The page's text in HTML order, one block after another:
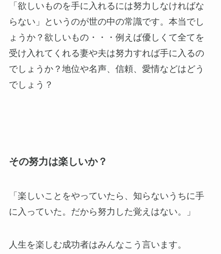
「欲しいものを手に入れるには努力しなければな
らない」というのが世の中の常識です。本当でし
ょうか？欲しいもの・・・例えば優しくて全てを
受け入れてくれる妻や夫は努力すれば手に入るの
でしょうか？地位や名声、信頼、愛情などはどう
でしょう？
その努力は楽しいか？
「楽しいことをやっていたら、知らないうちに手
に入っていた。だから努力した覚えはない。」
人生を楽しむ成功者はみんなこう言います。